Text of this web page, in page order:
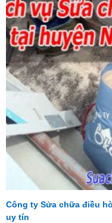
Công ty Sửa chữa điều
uy tín